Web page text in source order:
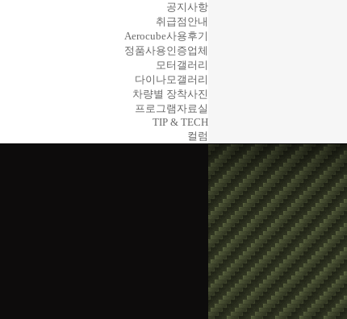
공지사항
취급점안내
Aerocube사용후기
정품사용인증업체
모터갤러리
다이나모갤러리
차량별 장착사진
프로그램자료실
TIP & TECH
컬럼